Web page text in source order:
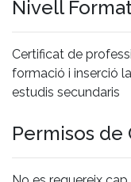
Nivell
Certificat de
formació i inserció
estudis secundaris
Permisos de